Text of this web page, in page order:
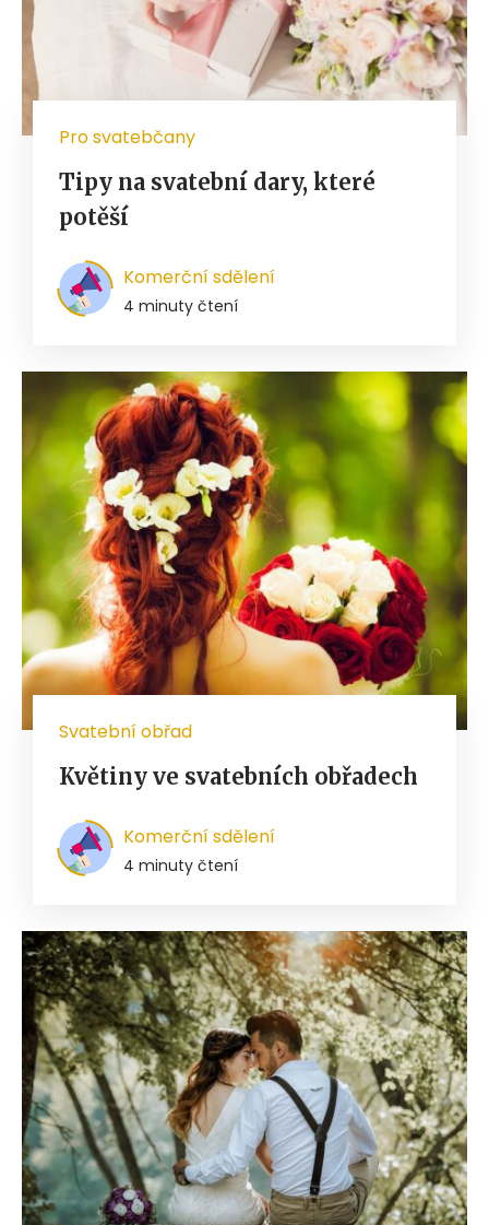
Pro svatebčany
Tipy na svatební dary, které
potěší
Komerční sdělení
4 minuty čtení
Svatební obřad
Květiny ve svatebních obřadech
Komerční sdělení
4 minuty čtení